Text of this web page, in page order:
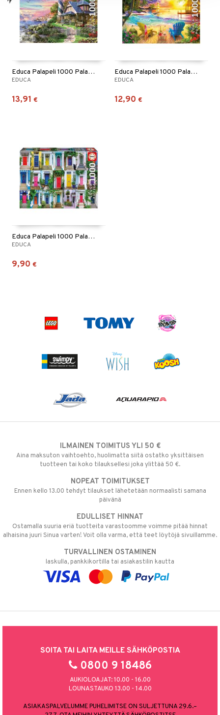
Educa Palapeli 1000 Palaa Lighthouse at Rock Bay
EDUCA
13,91 €
Educa Palapeli 1000 Palaa Love Beach
EDUCA
12,90 €
Educa Palapeli 1000 Palaa Notting Hill
EDUCA
9,90 €
ILMAINEN TOIMITUS YLI 50 €
Aina maksuton vaihtoehto, huolimatta siitä ostatko yksittäisen
tuotteen tai koko tilauksellesi joka ylittää 50 €.
NOPEAT TOIMITUKSET
Ennen kello 13.00 tehdyt tilaukset lähetetään normaalisti samana
päivänä
EDULLISET HINNAT
Ostamalla suuria eriä tuotteita varastoomme voimme pitää hinnat
alhaisina juuri Sinua varten! Voit olla varma, että teet löytöjä sivuillamme.
TURVALLINEN OSTAMINEN
laskulla, pankkikortilla tai asiakastilin kautta
SOITA TAI LAITA MEILLE SÄHKÖPOSTIA
0800 9 18486
AUKIOLOAJAT: 10.00 - 16.00
LOUNASTAUKO 13.00 - 14.00
ASIAKASPALVELUMME PUHELIMITSE ON SULJETTUNA 29.6.–